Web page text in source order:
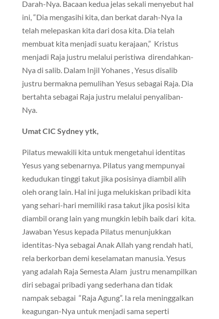
Darah-Nya. Bacaan kedua jelas sekali menyebut hal
ini, “Dia mengasihi kita, dan berkat darah-Nya Ia
telah melepaskan kita dari dosa kita. Dia telah
membuat kita menjadi suatu kerajaan,” Kristus
menjadi Raja justru melalui peristiwa direndahkan-
Nya di salib. Dalam Injil Yohanes , Yesus disalib
justru bermakna pemulihan Yesus sebagai Raja. Dia
bertahta sebagai Raja justru melalui penyaliban-
Nya.
Umat CIC Sydney ytk,
Pilatus mewakili kita untuk mengetahui identitas
Yesus yang sebenarnya. Pilatus yang mempunyai
kedudukan tinggi takut jika posisinya diambil alih
oleh orang lain. Hal ini juga melukiskan pribadi kita
yang sehari-hari memiliki rasa takut jika posisi kita
diambil orang lain yang mungkin lebih baik dari kita.
Jawaban Yesus kepada Pilatus menunjukkan
identitas-Nya sebagai Anak Allah yang rendah hati,
rela berkorban demi keselamatan manusia. Yesus
yang adalah Raja Semesta Alam justru menampilkan
diri sebagai pribadi yang sederhana dan tidak
nampak sebagai “Raja Agung”. Ia rela meninggalkan
keagungan-Nya untuk menjadi sama seperti